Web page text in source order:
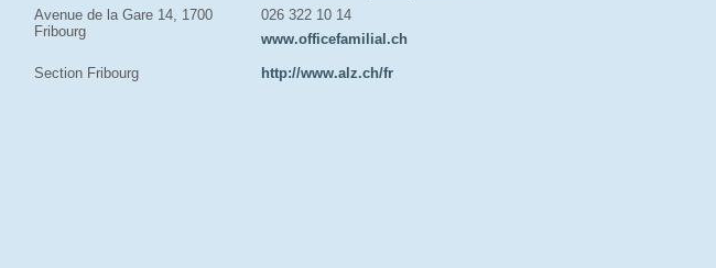
Avenue de la Gare 14, 1700
Fribourg
026 322 10 14
www.officefamilial.ch
Section Fribourg http://www.alz.ch/fr